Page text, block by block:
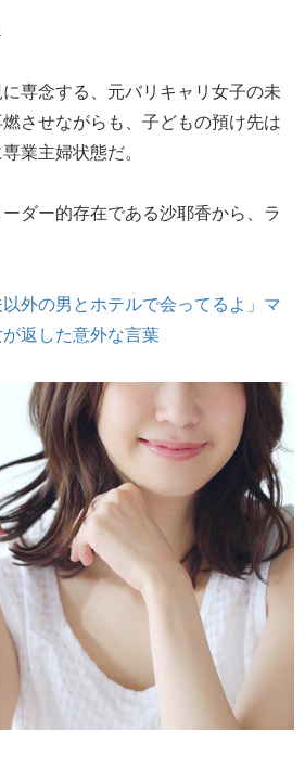
専念する、元バリキャリ女子の未
させながらも、子どもの預け先は
業主婦状態だ。
ダー的存在である沙耶香から、ラ
以外の男とホテルで会ってるよ」マ
返した意外な言葉